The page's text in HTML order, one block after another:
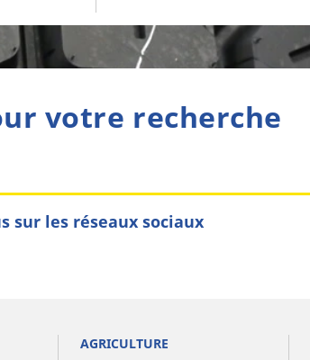
votre recherche
sur les réseaux sociaux
AGRICULTURE